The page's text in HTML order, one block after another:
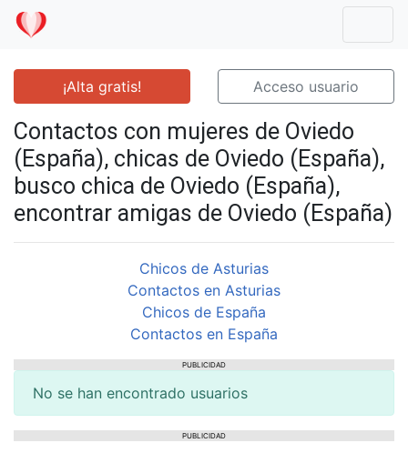
¡Alta gratis! Acceso usuario
Contactos con mujeres de Oviedo
(España), chicas de Oviedo (España),
busco chica de Oviedo (España),
encontrar amigas de Oviedo (España)
Chicos de Asturias
Contactos en Asturias
Chicos de España
Contactos en España
PUBLICIDAD
No se han encontrado usuarios
PUBLICIDAD